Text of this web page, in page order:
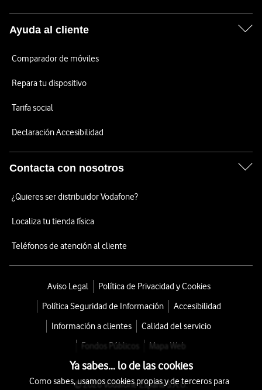
Ayuda al cliente
Comparador de móviles
Repara tu dispositivo
Tarifa social
Declaración Accesibilidad
Contacta con nosotros
¿Quieres ser distribuidor Vodafone?
Localiza tu tienda física
Teléfonos de atención al cliente
Aviso Legal
Política de Privacidad y Cookies
Política Seguridad de Información
Accesibilidad
Información a clientes
Calidad del servicio
Fondos Públicos
Mapa Web
© 2026 Vodafone España S.A.U.
Ya sabes... lo de las cookies
Como sabes, usamos cookies propias y de terceros para